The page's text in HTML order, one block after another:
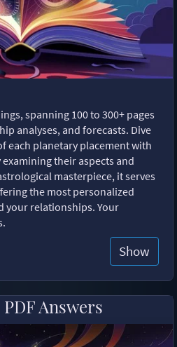
spanning 100 to 300+ pages
analyses, and forecasts. Dive
each planetary placement with
their aspects and
masterpiece, it serves
the most personalized
your relationships. Your
Show
Answers